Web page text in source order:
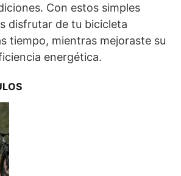
Con estos simples
disfrutar de tu bicicleta
tiempo, mientras mejoraste su
energética.